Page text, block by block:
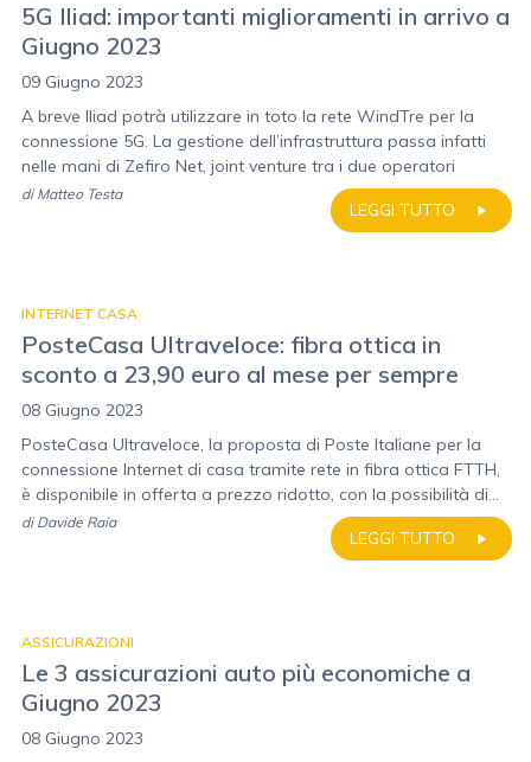
5G Iliad: importanti miglioramenti in arrivo a
Giugno 2023
09 Giugno 2023
A breve Iliad potrà utilizzare in toto la rete WindTre per la
connessione 5G. La gestione dell’infrastruttura passa infatti
nelle mani di Zefiro Net, joint venture tra i due operatori
LEGGI TUTTO
di Matteo Testa
INTERNET CASA
PosteCasa Ultraveloce: fibra ottica in
sconto a 23,90 euro al mese per sempre
08 Giugno 2023
PosteCasa Ultraveloce, la proposta di Poste Italiane per la
connessione Internet di casa tramite rete in fibra ottica FTTH,
è disponibile in offerta a prezzo ridotto, con la possibilità di...
LEGGI TUTTO
di Davide Raia
ASSICURAZIONI
Le 3 assicurazioni auto più economiche a
Giugno 2023
08 Giugno 2023